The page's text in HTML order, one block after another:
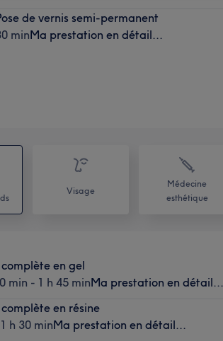
de vernis semi-permanent
minMa prestation en détail...
Visage
Médecine
esthétique
complète en gel
min - 1 h 45 minMa prestation en détail...
complète en résine
h 30 minMa prestation en détail...